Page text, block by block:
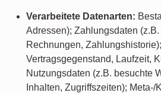
Verarbeitete Datenarten:
Adressen); Zahlungsdaten
Rechnungen,
Vertragsgegenstand, Laufzeit,
Nutzungsdaten (z.B. besuchte
Inhalten, Zugriffszeiten);